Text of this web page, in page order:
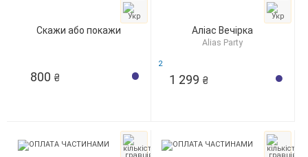
Скажи або покажи
800 ₴
Аліас Вечірка
Alias ​​Party
2
1 299 ₴